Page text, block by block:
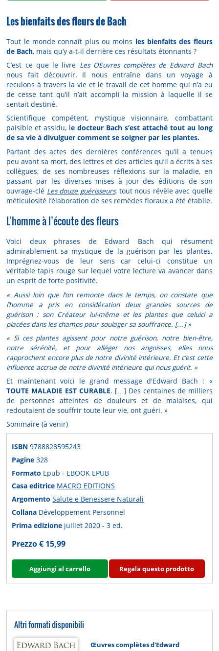
Les bienfaits des fleurs de Bach
Tout le monde connaît plus ou moins les bienfaits des fleurs
de Bach, mais qu’y a-t-il derrière ces résultats étonnants ?
C’est ce que le livre Les OEuvres complètes de Edward Bach
nous fait découvrir. Il nous entraîne dans un voyage à
reculons à travers la vie et le travail de cet homme qui n’a eu
de cesse tant qu’il n’ait accompli la mission à laquelle il se
sentait destiné.
Scientifique compétent, mystique visionnaire, combattant
paisible et assidu, le docteur Bach s’est attaché tout au long
de sa vie à divulguer comment se soigner par les plantes.
Partant des actes des dernières conférences qu’il a tenues
peu avant sa mort, des lettres et des articles qu’il a écrits à ses
collègues, de ses nombreuses réflexions sur la maladie, en
passant par les diverses mises à jour des éditions de son
ouvrage-clé Les douze guérisseurs, tout nous révèle avec quelle
méticulosité l’élaboration de ses remèdes floraux a été établie.
L’homme à l’écoute des fleurs
Voici deux phrases de Edward Bach qui résument
admirablement sa mystique de la guérison par les plantes.
Imprégnez-vous de leur sens car celui-ci constitue un
véritable tapis rouge sur lequel votre lecture va avancer dans
un esprit de forte positivité.
« Aussi loin que l’on remonte dans le temps, on constate que
l’homme a pris en considération deux grandes sources de
guérison : son Créateur lui-même et les plantes que celuici a
placées dans les champs pour soulager sa souffrance. […]»
« Si ces plantes agissent pour notre guérison, notre bien-être,
notre sérénité, et pour alléger nos angoisses, elles nous
rapprochent encore plus de notre divinité intérieure. Et c’est cette
influence accrue de notre divinité intérieure qui nous guérit. »
Et maintenant voici le grand message d'Edward Bach : «
TOUTE MALADIE EST CURABLE. […] Des centaines de milliers
de personnes atteintes de douleurs et de malaises, qui
redoutaient de souffrir toute leur vie, ont guéri. »
Sommaire (à venir)
ISBN9788828595243
Pagine328
Formato Epub - EBOOK EPUB
Casa editrice MACRO EDITIONS
ArgomentoSalute e Benessere Naturali
Collana Développement Personnel
Prima edizione juillet 2020 - 3 ed.
Prezzo € 15,99
Aggiungi al carrello Regala questo prodotto
Altri formati disponibili
Œuvres complètes d'Edward